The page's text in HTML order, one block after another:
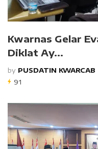
Kwarnas Gelar
Diklat Ay...
by PUSDATIN KWARCAB
91